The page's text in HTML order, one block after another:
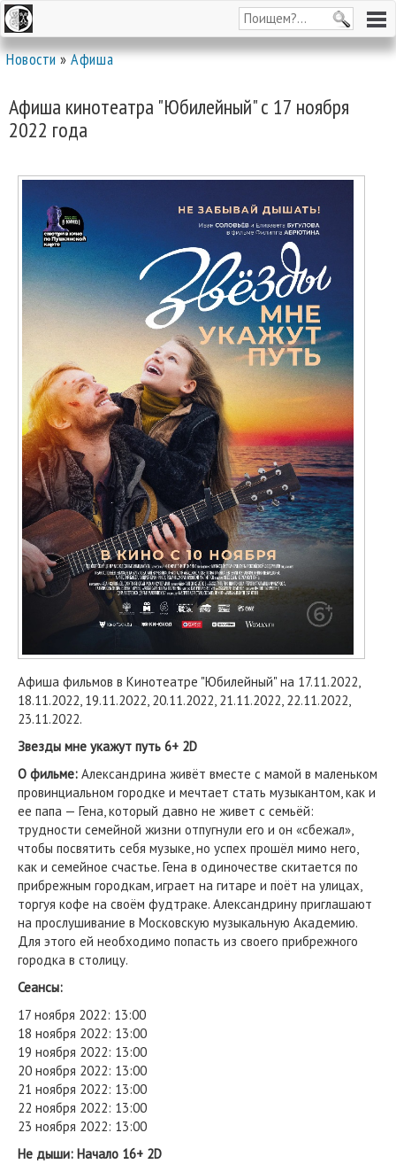
Новости»Афиша
Афиша кинотеатра "Юбилейный" c 17 ноября
2022 года
Афиша фильмов в Кинотеатре "Юбилейный" на 17.11.2022,
18.11.2022, 19.11.2022, 20.11.2022, 21.11.2022, 22.11.2022,
23.11.2022.
Звезды мне укажут путь 6+ 2D
О фильме: Александрина живёт вместе с мамой в маленьком
провинциальном городке и мечтает стать музыкантом, как и
ее папа — Гена, который давно не живет с семьёй:
трудности семейной жизни отпугнули его и он «сбежал»,
чтобы посвятить себя музыке, но успех прошёл мимо него,
как и семейное счастье. Гена в одиночестве скитается по
прибрежным городкам, играет на гитаре и поёт на улицах,
торгуя кофе на своём фудтраке. Александрину приглашают
на прослушивание в Московскую музыкальную Академию.
Для этого ей необходимо попасть из своего прибрежного
городка в столицу.
Сеансы:
17 ноября 2022: 13:00
18 ноября 2022: 13:00
19 ноября 2022: 13:00
20 ноября 2022: 13:00
21 ноября 2022: 13:00
22 ноября 2022: 13:00
23 ноября 2022: 13:00
Не дыши: Начало 16+ 2D